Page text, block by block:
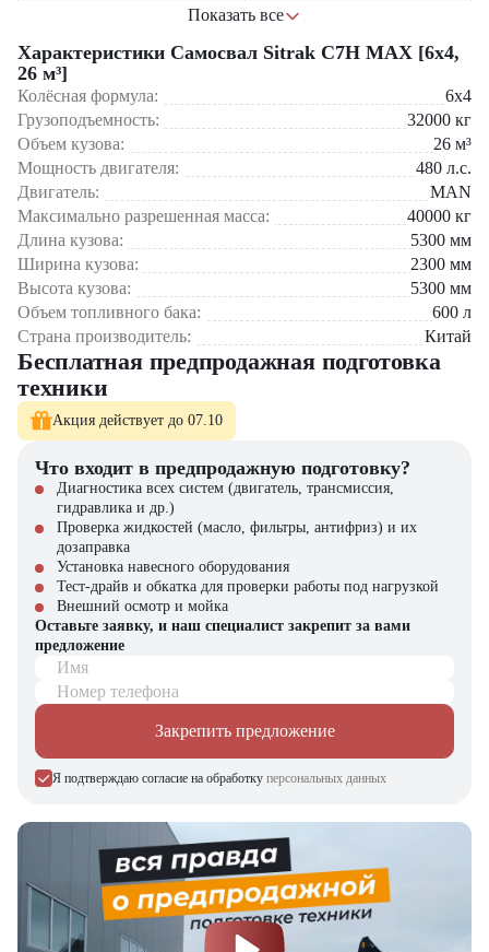
Проходимость
для работы в тяжелых
Комфорт водителя
эргономичная кабина с
шумоизоляцией
оптимизированный расход
Сфера применения:
Карьерные и горнодобывающие работы
Строительство дорог и объектов
Перевозка сыпучих материалов (песок, щебень, грунт)
Самосвал Sitrak C7H MAX [6×4, 26 м³] можно приобрести в
компании «ЦТО» – официальном дилере спецтехники. Мы
предлагаем:
Новые самосвалы с гарантией
Гибкие условия лизинга
Сервисное обслуживание и запчасти
Sitrak C7H MAX – мощность и эффективность для вашего бизнеса!
Показать все
Характеристики Самосвал Sitrak C7H MAX [6x4,
26 м³]
Колёсная формула:
6x4
Грузоподъемность:
32000 кг
Объем кузова:
26 м³
Мощность двигателя:
480 л.с.
Двигатель:
MAN
Максимально разрешенная масса:
40000 кг
Длина кузова:
5300 мм
Ширина кузова:
2300 мм
Высота кузова:
5300 мм
Объем топливного бака:
600 л
Страна производитель:
Китай
Бесплатная предпродажная подготовка
техники
Акция действует до 07.10
Что входит в предпродажную подготовку?
Диагностика всех систем (двигатель, трансмиссия,
гидравлика и др.)
Проверка жидкостей (масло, фильтры, антифриз) и их
дозаправка
Установка навесного оборудования
Тест-драйв и обкатка для проверки работы под нагрузкой
Внешний осмотр и мойка
Оставьте заявку, и наш специалист закрепит за вами
предложение
Имя
Номер телефона
Закрепить предложение
Я подтверждаю согласие на обработку персональных данных